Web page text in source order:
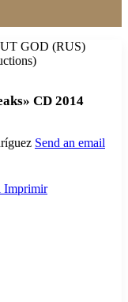
GOD (RUS)
CD 2014
Send an email
Imprimir